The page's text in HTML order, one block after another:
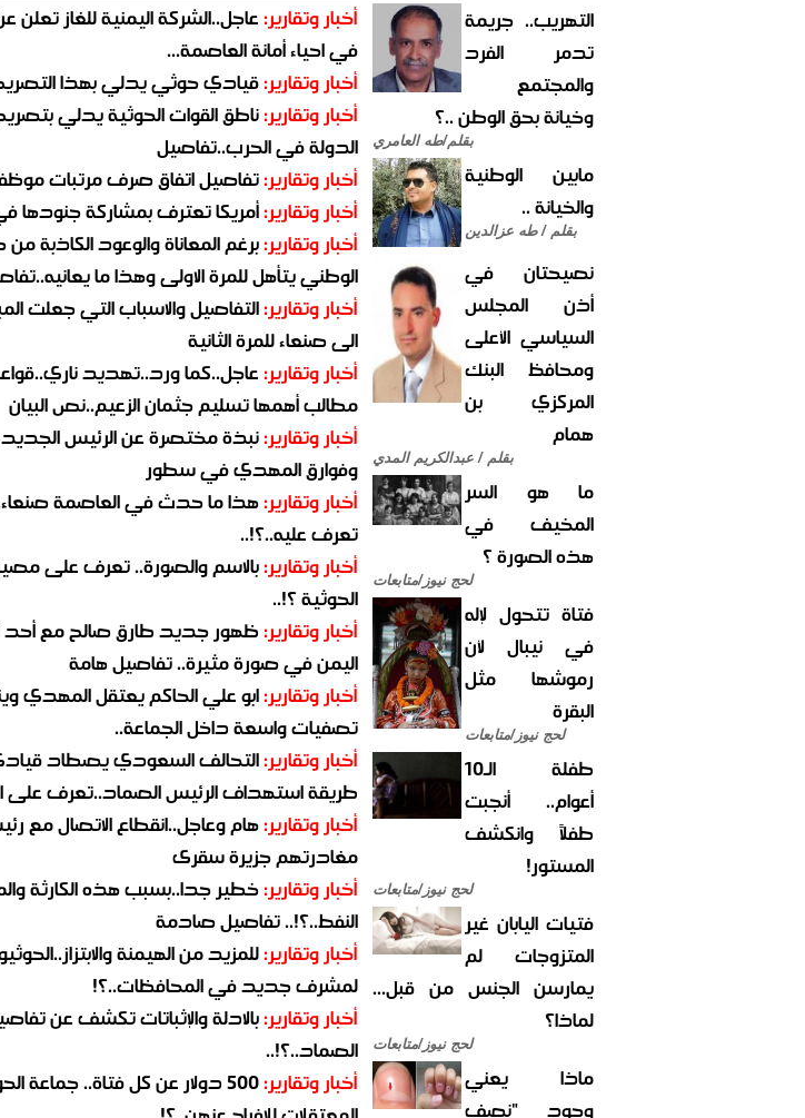
التهريب.. جريمة
تدمر الفرد
والمجتمع
وخيانة بحق الوطن ..؟
بقلم/طه العامري
مابين الوطنية
والخيانة ..
بقلم / طه عزالدين
نصيحتان في
أذن المجلس
السياسي الأعلى
ومحافظ البنك
المركزي بن
همام
بقلم / عبدالكريم المدي
ما هو السر
المخيف في
هذه الصورة ؟
لحج نيوز/متابعات
فتاة تتحول لإله
في نيبال لأن
رموشها مثل
البقرة
لحج نيوز/متابعات
طفلة الـ10
أعوام.. أنجبت
طفلاً وانكشف
المستور!
لحج نيوز/متابعات
فتيات اليابان غير
المتزوجات لم
يمارسن الجنس من قبل...
لماذا؟
لحج نيوز/متابعات
ماذا يعني
وجود "نصف
أخبار وتقارير:
في احياء أمانة العاصمة...
أخبار وتقارير:قيادي حوثي يدلي بهذا التصريح
أخبار وتقارير:ناطق القوات الحوثية يدلي
الدولة في الحرب..تفاصيل
أخبار وتقارير:تفاصيل اتفاق صرف مرتبات
أخبار وتقارير:أمريكا تعترف بمشاركة جنودها
أخبار وتقارير:برغم المعاناة والوعود
الوطني يتأهل للمرة الاولى وهذا ما
أخبار وتقارير:التفاصيل والاسباب التي جعلت
الى صنعاء للمرة الثانية
أخبار وتقارير:عاجل..كما ورد..تهديد
مطالب أهمها تسليم جثمان الزعيم..نص البيان
أخبار وتقارير:نبذة مختصرة عن الرئيس
وفوارق المهدي في سطور
أخبار وتقارير:هذا ما حدث في العاصمة
تعرف عليه..؟!..
أخبار وتقارير:بالاسم والصورة.. تعرف على
الحوثية ؟!..
أخبار وتقارير:ظهور جديد طارق صالح مع أحد
اليمن في صورة مثيرة.. تفاصيل هامة
أخبار وتقارير:ابو علي الحاكم يعتقل المهدي
تصفيات واسعة داخل الجماعة..
أخبار وتقارير:التحالف السعودي يصطاد
طريقة استهداف الرئيس الصماد..تعرف على
أخبار وتقارير:هام وعاجل..انقطاع الاتصال
مغادرتهم جزيرة سقرى
أخبار وتقارير:خطير جدا..بسبب هذه الكارثة
النفط..؟!.. تفاصيل صادمة
أخبار وتقارير:للمزيد من الهيمنة
لمشرف جديد في المحافظات..؟!
أخبار وتقارير:بالادلة والإثباتات تكشف عن
الصماد..؟!..
أخبار وتقارير:
500 دولار عن كل فتاة.. جماعة